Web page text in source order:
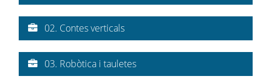
02. Contes verticals
03. Robòtica i tauletes